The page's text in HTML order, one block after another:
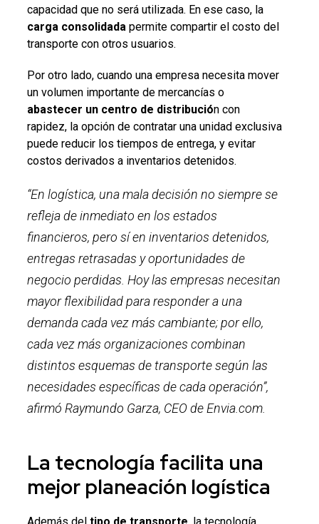
capacidad que no será utilizada. En ese caso, la
carga consolidada permite compartir el costo del
transporte con otros usuarios.
Por otro lado, cuando una empresa necesita mover
un volumen importante de mercancías o
abastecer un centro de distribución con
rapidez, la opción de contratar una unidad exclusiva
puede reducir los tiempos de entrega, y evitar
costos derivados a inventarios detenidos.
“En logística, una mala decisión no siempre se
refleja de inmediato en los estados
financieros, pero sí en inventarios detenidos,
entregas retrasadas y oportunidades de
negocio perdidas. Hoy las empresas necesitan
mayor flexibilidad para responder a una
demanda cada vez más cambiante; por ello,
cada vez más organizaciones combinan
distintos esquemas de transporte según las
necesidades específicas de cada operación”,
afirmó Raymundo Garza, CEO de Envia.com.
La tecnología facilita una
mejor planeación logística
Además del tipo de transporte , la tecnología